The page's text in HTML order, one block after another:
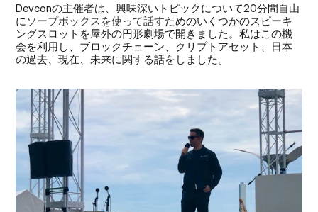
Devconの主催者は、興味深いトピックについて20分間自由
に ソープボックスを使って話すためのいくつかのスピーキ
ングスロットを屋外の円形劇場で開きました。私はこの機
会を利用し、ブロックチェーン、クリプトアセット、日本
の過去、現在、未来に関する話をしました。